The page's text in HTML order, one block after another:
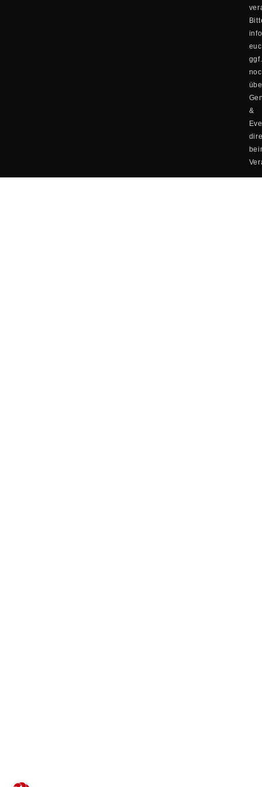
ggf.
&